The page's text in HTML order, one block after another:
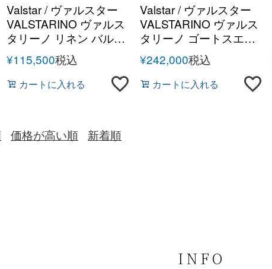
Valstar / ヴァルスター
VALSTARINO ヴァルス
タリーノ リネン バルス
ターブルゾン
¥115,500税込
カートに入れる
Valstar / ヴァルスター
VALSTARINO ヴァルス
タリーノ ゴートスエー
ド バルスターブルゾン
¥242,000税込
カートに入れる
価格が高い順 新着順
INFO